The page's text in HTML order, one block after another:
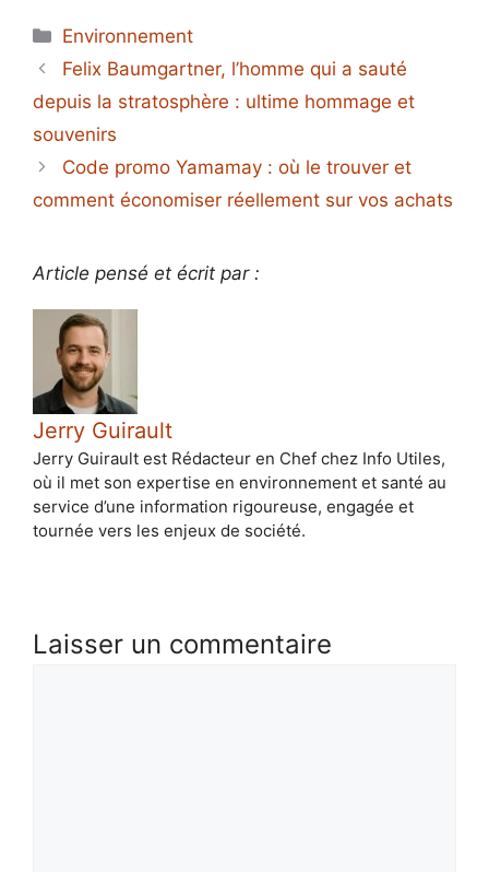
Catégories
Environnement
Felix Baumgartner, l’homme qui a sauté
depuis la stratosphère : ultime hommage et
souvenirs
Code promo Yamamay : où le trouver et
comment économiser réellement sur vos achats
Article pensé et écrit par :
Jerry Guirault
Jerry Guirault est Rédacteur en Chef chez Info Utiles,
où il met son expertise en environnement et santé au
service d’une information rigoureuse, engagée et
tournée vers les enjeux de société.
Laisser un commentaire